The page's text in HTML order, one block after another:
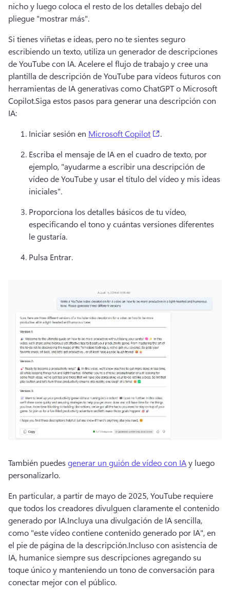
nicho y luego coloca el resto de los detalles debajo del
pliegue "mostrar más".
Si tienes viñetas e ideas, pero no te sientes seguro
escribiendo un texto, utiliza un generador de descripciones
de YouTube con IA. Acelere el flujo de trabajo y cree una
plantilla de descripción de YouTube para vídeos futuros con
herramientas de IA generativas como ChatGPT o Microsoft
Copilot.Siga estos pasos para generar una descripción con
IA:
Iniciar sesión en Microsoft Copilot
.
Escriba el mensaje de IA en el cuadro de texto, por
ejemplo, "ayudarme a escribir una descripción de
vídeo de YouTube y usar el título del vídeo y mis ideas
iniciales".
Proporciona los detalles básicos de tu vídeo,
especificando el tono y cuántas versiones diferentes
le gustaría.
Pulsa Entrar.
También puedes generar un guión de vídeo con IA y luego
personalizarlo.
En particular, a partir de mayo de 2025, YouTube requiere
que todos los creadores divulguen claramente el contenido
generado por IA.Incluya una divulgación de IA sencilla,
como "este vídeo contiene contenido generado por IA", en
el pie de página de la descripción.Incluso con asistencia de
IA, humanice siempre sus descripciones agregando su
toque único y manteniendo un tono de conversación para
conectar mejor con el público.